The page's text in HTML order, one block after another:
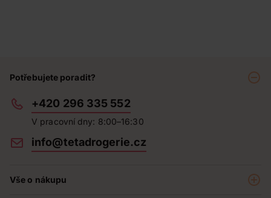
Potřebujete poradit?
+420 296 335 552
V pracovní dny: 8:00–16:30
info@tetadrogerie.cz
Vše o nákupu